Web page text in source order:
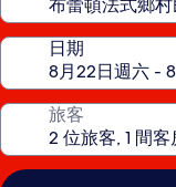
日期
旅客